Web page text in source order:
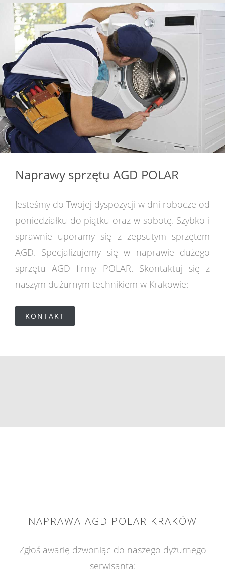
Naprawy sprzętu AGD POLAR
Jesteśmy do Twojej dyspozycji w dni robocze od
poniedziałku do piątku oraz w sobotę. Szybko i
sprawnie uporamy się z zepsutym sprzętem
AGD. Specjalizujemy się w naprawie dużego
sprzętu AGD firmy POLAR. Skontaktuj się z
naszym dużurnym technikiem w Krakowie:
KONTAKT
NAPRAWA AGD POLAR KRAKÓW
Zgłoś awarię dzwoniąc do naszego dyżurnego
serwisanta: